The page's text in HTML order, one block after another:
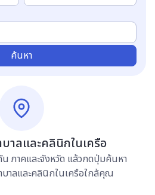
ค้นหา
าลและคลินิกในเครือ
ภาคและจังหวัด แล้วกดปุ่มค้นหา
บาลและคลินิกในเครือใกล้คุณ